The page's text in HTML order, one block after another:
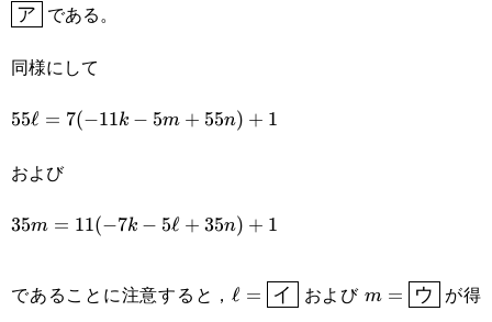
ア である。
同様にして
55\ell=7(-11k-
55ℓ = 7(−11k − 5m + 55n) + 1
および
35m=11(-7k-
35m = 11(−7k − 5ℓ + 35n) + 1
であることに注意すると， \ell=\boxed{\textsf{イ}}
ℓ = イ および m = ウ が得